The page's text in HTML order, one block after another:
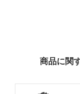
商品に関